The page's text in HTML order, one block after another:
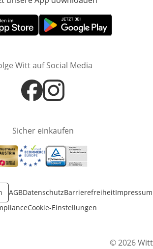
neuem FensterÖffnet in neuem Fenster
Witt auf Social Media
Öffnet in neuem Fenster
Öffnet in neuem Fenster
Sicher einkaufen
in neuem Fenster
Öffnet in neuem Fenster
Öffnet in neuem Fenster
AGBDatenschutzBarrierefreiheitImpressum
Cookie-Einstellungen
© 2026 Witt